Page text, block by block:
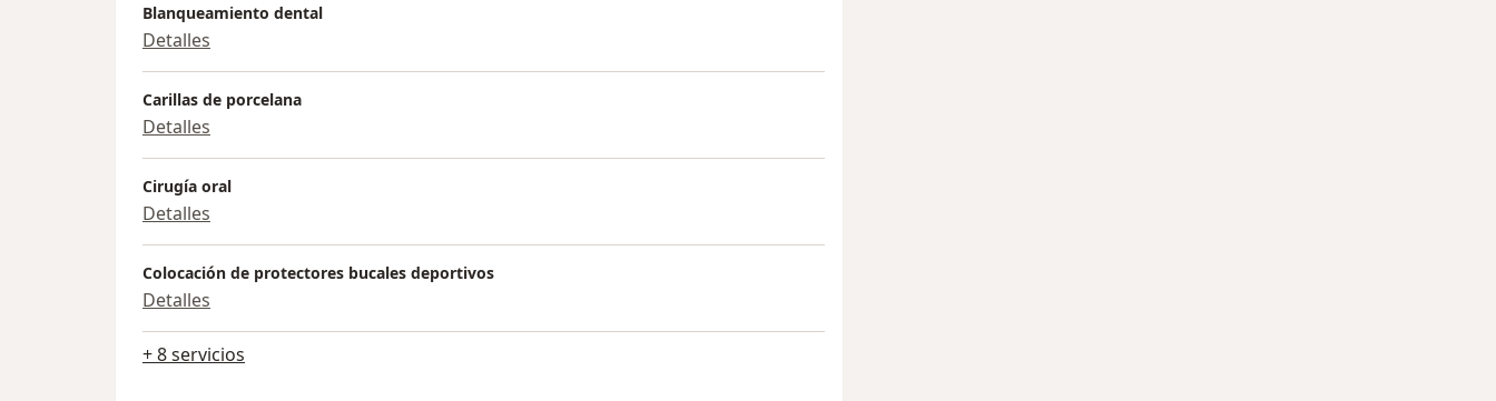
Blanqueamiento dental
Detalles
Carillas de porcelana
Detalles
Cirugía oral
Detalles
Colocación de protectores bucales deportivos
Detalles
+ 8 servicios